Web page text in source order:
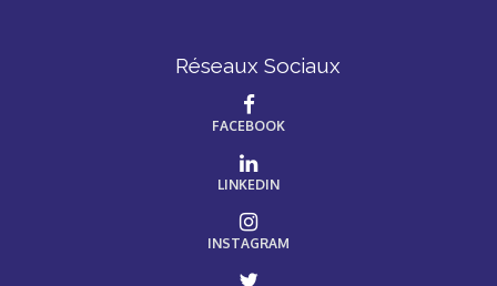
Réseaux Sociaux
FACEBOOK
LINKEDIN
INSTAGRAM